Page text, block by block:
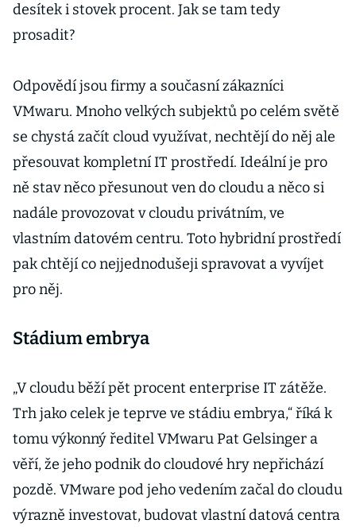
desítek i stovek procent. Jak se tam tedy
prosadit?
Odpovědí jsou firmy a současní zákazníci
VMwaru. Mnoho velkých subjektů po celém světě
se chystá začít cloud využívat, nechtějí do něj ale
přesouvat kompletní IT prostředí. Ideální je pro
ně stav něco přesunout ven do cloudu a něco si
nadále provozovat v cloudu privátním, ve
vlastním datovém centru. Toto hybridní prostředí
pak chtějí co nejjednodušeji spravovat a vyvíjet
pro něj.
Stádium embrya
„V cloudu běží pět procent enterprise IT zátěže.
Trh jako celek je teprve ve stádiu embrya,“ říká k
tomu výkonný ředitel VMwaru Pat Gelsinger a
věří, že jeho podnik do cloudové hry nepřichází
pozdě. VMware pod jeho vedením začal do cloudu
výrazně investovat, budovat vlastní datová centra